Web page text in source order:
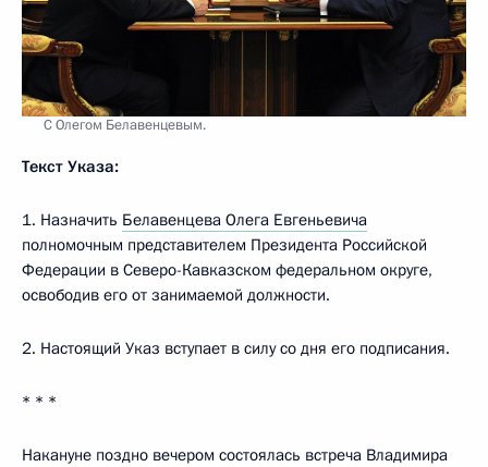
С Олегом Белавенцевым.
Текст Указа:
1. Назначить Белавенцева Олега Евгеньевича
полномочным представителем Президента Российской
Федерации в Северо-Кавказском федеральном округе,
освободив его от занимаемой должности.
2. Настоящий Указ вступает в силу со дня его подписания.
* * *
Накануне поздно вечером состоялась встреча Владимира